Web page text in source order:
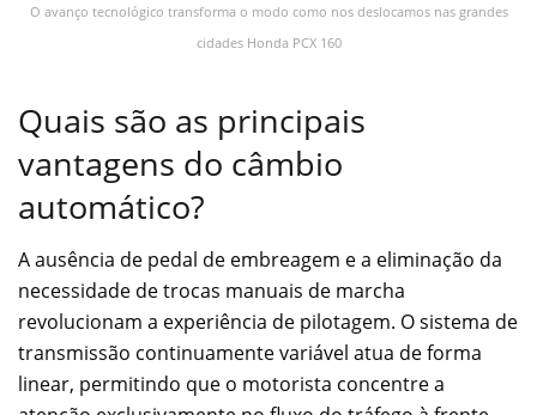
O avanço tecnológico transforma o modo como nos deslocamos nas grandes
cidades Honda PCX 160
Quais são as principais
vantagens do câmbio
automático?
A ausência de pedal de embreagem e a eliminação da
necessidade de trocas manuais de marcha
revolucionam a experiência de pilotagem. O sistema de
transmissão continuamente variável atua de forma
linear, permitindo que o motorista concentre a